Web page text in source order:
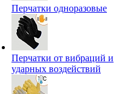
Перчатки одноразовые
Перчатки от вибраций и
ударных воздействий